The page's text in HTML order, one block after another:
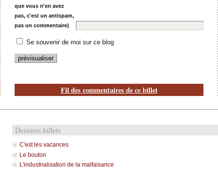
que vous n'en avez
pas, c'est un antispam,
pas un commentaire)
Se souvenir de moi sur ce blog
Fil des commentaires de ce billet
Derniers billets
C'est les vacances
Le bouton
L'industrialisation de la malfaisance